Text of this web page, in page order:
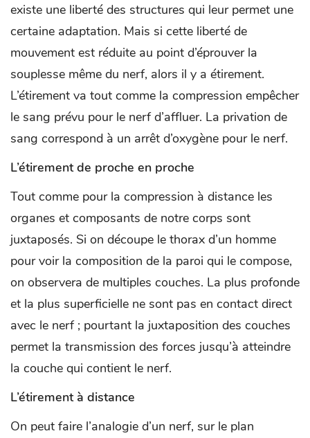
existe une liberté des structures qui leur permet une
certaine adaptation. Mais si cette liberté de
mouvement est réduite au point d’éprouver la
souplesse même du nerf, alors il y a étirement.
L’étirement va tout comme la compression empêcher
le sang prévu pour le nerf d’affluer. La privation de
sang correspond à un arrêt d’oxygène pour le nerf.
L’étirement de proche en proche
Tout comme pour la compression à distance les
organes et composants de notre corps sont
juxtaposés. Si on découpe le thorax d’un homme
pour voir la composition de la paroi qui le compose,
on observera de multiples couches. La plus profonde
et la plus superficielle ne sont pas en contact direct
avec le nerf ; pourtant la juxtaposition des couches
permet la transmission des forces jusqu’à atteindre
la couche qui contient le nerf.
L’étirement à distance
On peut faire l’analogie d’un nerf, sur le plan